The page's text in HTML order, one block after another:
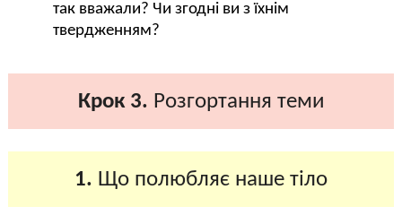
так вважали? Чи згодні ви з їхнім
твердженням?
Крок 3. Розгортання теми
1. Що полюбляє наше тіло